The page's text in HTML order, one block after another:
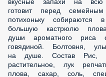
Если тигрица говорит, что не
одно — не закажешь ей что-
сожрёт и твою порцию, и
соусе с лёгкой остротой и
голодную хищницу. Состав
тигровые, соус устрично-
устричный), молоко
белый, кинза.